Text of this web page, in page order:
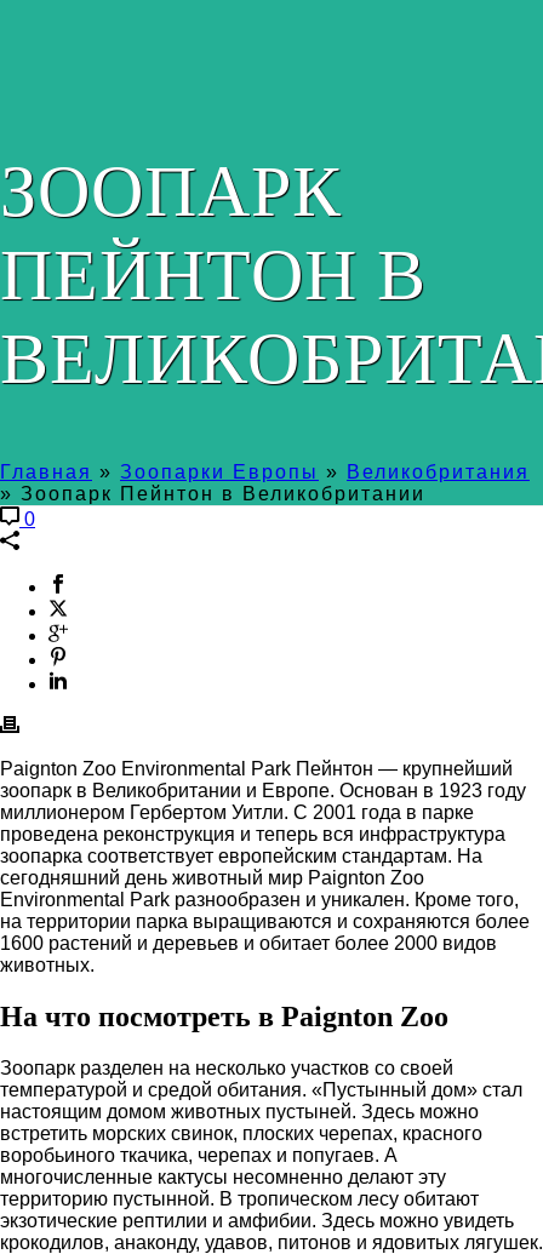
ЗООПАРК
ПЕЙНТОН В
Главная » Зоопарки Европы » Великобритания
» Зоопарк Пейнтон в Великобритании
0
Paignton Zoo Environmental Park Пейнтон — крупнейший
зоопарк в Великобритании и Европе. Основан в 1923 году
миллионером Гербертом Уитли. С 2001 года в парке
проведена реконструкция и теперь вся инфраструктура
зоопарка соответствует европейским стандартам. На
сегодняшний день животный мир Paignton Zoo
Environmental Park разнообразен и уникален. Кроме того,
на территории парка выращиваются и сохраняются более
1600 растений и деревьев и обитает более 2000 видов
животных.
На что посмотреть в Paignton Zoo
Зоопарк разделен на несколько участков со своей
температурой и средой обитания. «Пустынный дом» стал
настоящим домом животных пустыней. Здесь можно
встретить морских свинок, плоских черепах, красного
воробьиного ткачика, черепах и попугаев. А
многочисленные кактусы несомненно делают эту
территорию пустынной. В тропическом лесу обитают
экзотические рептилии и амфибии. Здесь можно увидеть
крокодилов, анаконду, удавов, питонов и ядовитых лягушек.